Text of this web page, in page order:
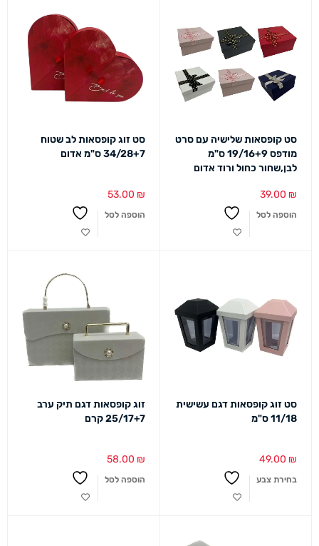
סט קופסאות שלישיה עם סרט
מודפס 19/16+9 ס"מ
לבן,שחור כחול ורוד אדום
39.00 ₪
הוספה לסל
סט זוג קופסאות לב שטוח
34/28+7 ס"מ אדום
53.00 ₪
הוספה לסל
סט זוג קופסאות דגם עשישית
11/18 ס"מ
49.00 ₪
בחירת צבע
זוג קופסאות דגם תיק ערב
25/17+7 קרם
58.00 ₪
הוספה לסל